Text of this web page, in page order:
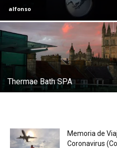
alfonso
Thermae Bath SPA
Memoria de
Coronavirus